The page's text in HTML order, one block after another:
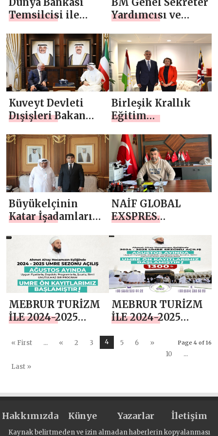
Temsilcisi ile
Yardımcısı ve
Yardımcısı ile
Toplantı
Kuveyt Devleti
Dışişleri Bakan
Toplantı
Birleşik Krallık
Eğitim
Devlet Bakanı ile
görüşme
Büyükelçinin
Katar İşadamları
«Al Faisal
Holding» Şirketi
Yönetim Kurulu
Başkanı ile
görüşmesi
NAİF GLOBAL
EXSPRES
TAŞIMACILIK
PARSİYEL VE
KARGO İLE
DÜNYAYA
AÇILIYOR
MEBRUR TURİZM
İLE 2024-2025
BAŞLAMIŞTIR
MEBRUR TURİZM
İLE 2024-2025
BAŞLAMIŞTIRPage 4 of 16
« First ... « 2 3 4 5 6
»
10
...
Last »
Hakkımızda Künye Yazarlar İletişim
Kaynak belirtmeden ve izin almadan haberlerin kopyalanması